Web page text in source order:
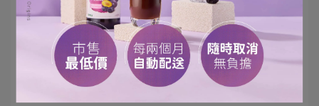
的營養及膳食纖維，而且熱量密度較低。因此，選
擇原型食物，並減少攝取高糖、高油等加工食品攝
取是減重必要的手段。例如：以新鮮水果取代蜜餞
或水果罐頭、以蒸煮地瓜取代洋芋片等。另外，也
要克制攝取添加糖，例如手搖飲料等，容易無意識
攝取過多熱量與糖份。